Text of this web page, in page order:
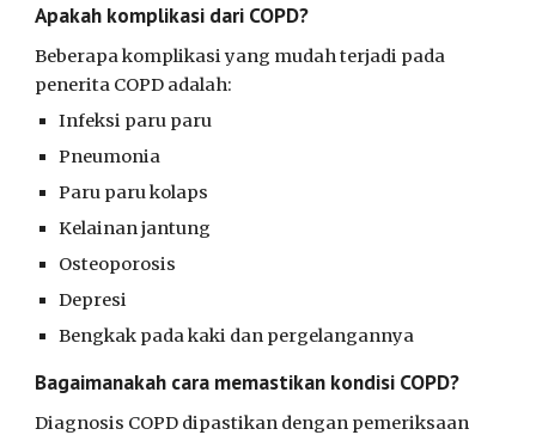
Apakah komplikasi dari COPD?
Beberapa komplikasi yang mudah terjadi pada
penerita COPD adalah:
Infeksi paru paru
Pneumonia
Paru paru kolaps
Kelainan jantung
Osteoporosis
Depresi
Bengkak pada kaki dan pergelangannya
Bagaimanakah cara memastikan kondisi COPD?
Diagnosis COPD dipastikan dengan pemeriksaan